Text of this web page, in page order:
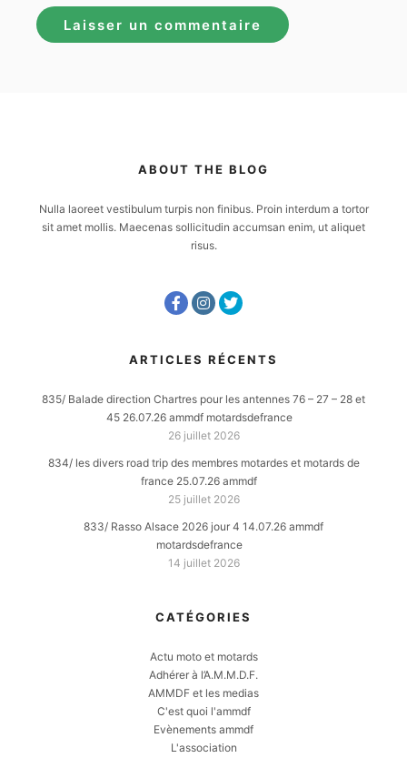
ABOUT THE BLOG
Nulla laoreet vestibulum turpis non finibus. Proin interdum a tortor
sit amet mollis. Maecenas sollicitudin accumsan enim, ut aliquet
risus.
ARTICLES RÉCENTS
835/ Balade direction Chartres pour les antennes 76 – 27 – 28 et
45 26.07.26 ammdf motardsdefrance
26 juillet 2026
834/ les divers road trip des membres motardes et motards de
france 25.07.26 ammdf
25 juillet 2026
833/ Rasso Alsace 2026 jour 4 14.07.26 ammdf
motardsdefrance
14 juillet 2026
CATÉGORIES
Actu moto et motards
Adhérer à l’A.M.M.D.F.
AMMDF et les medias
C'est quoi l'ammdf
Evènements ammdf
L'association